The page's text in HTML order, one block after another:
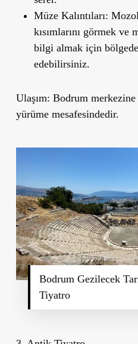
Müze Kalıntıları:
kısımlarını görmek ve
bilgi almak için
edebilirsiniz.
Ulaşım: Bodrum merkezine
yürüme mesafesindedir.
Bodrum Gezilecek
Tiyatro